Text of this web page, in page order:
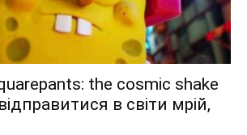
the cosmic shake
в світи мрій,